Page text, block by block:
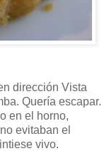
dirección Vista
Quería escapar.
en el horno,
evitaban el
vivo.